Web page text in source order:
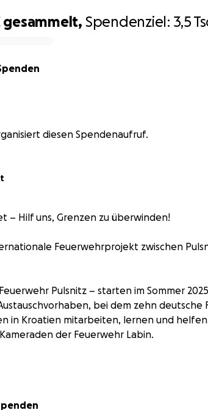
gesammelt, Spendenziel: 3,5
diesen Spendenaufruf.
– Hilf uns, Grenzen zu überwinden!
Feuerwehrprojekt zwischen
Pulsnitz – starten im Sommer
bei dem zehn deutsche
in Kroatien mitarbeiten, lernen und
der Feuerwehr Labin.
Wissen über Ländergrenzen hinweg teilen